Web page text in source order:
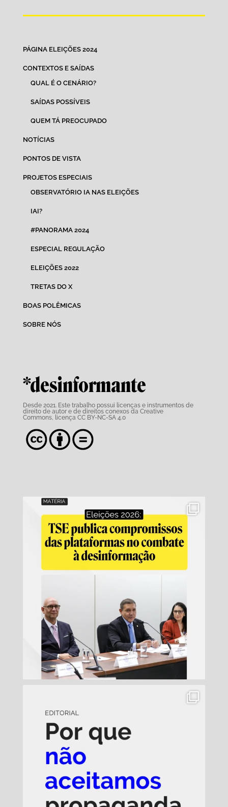
PÁGINA ELEIÇÕES 2024
CONTEXTOS E SAÍDAS
QUAL É O CENÁRIO?
SAÍDAS POSSÍVEIS
QUEM TÁ PREOCUPADO
NOTÍCIAS
PONTOS DE VISTA
PROJETOS ESPECIAIS
OBSERVATÓRIO IA NAS ELEIÇÕES
IAI?
#PANORAMA 2024
ESPECIAL REGULAÇÃO
ELEIÇÕES 2022
TRETAS DO X
BOAS POLÊMICAS
SOBRE NÓS
*desinformante
Desde 2021. Este trabalho possui licenças e instrumentos de
direito de autor e de direitos conexos da Creative
Commons,
licença CC BY-NC-SA 4.0